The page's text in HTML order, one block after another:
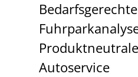
Autoservice